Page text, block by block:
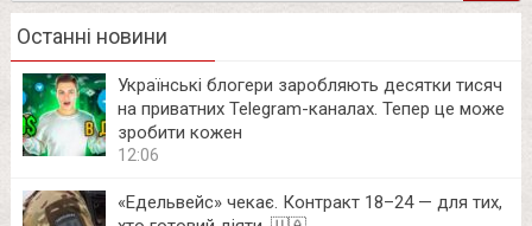
Останні новини
Українські блогери заробляють десятки тисяч
на приватних Telegram-каналах. Тепер це може
зробити кожен
12:06
«Едельвейс» чекає. Контракт 18–24 — для тих,